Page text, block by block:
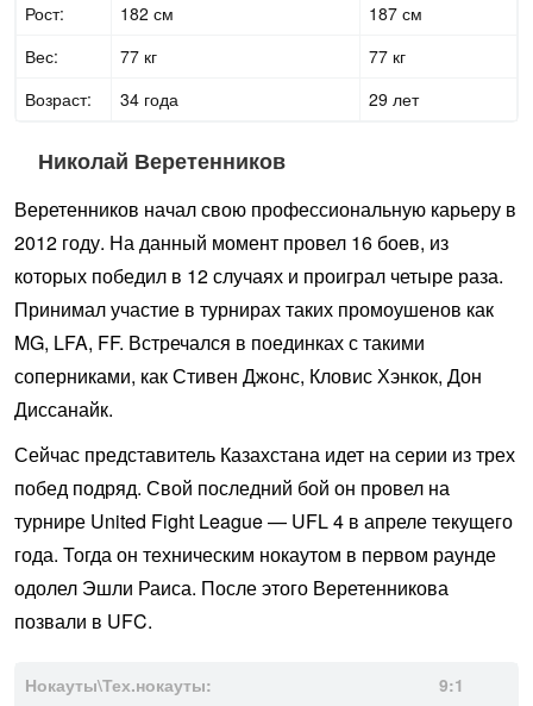
Рост:
182 см
187 см
Вес:
77 кг
77 кг
Возраст:
34 года 29 лет
Николай Веретенников
Веретенников начал свою профессиональную карьеру в
2012 году. На данный момент провел 16 боев, из
которых победил в 12 случаях и проиграл четыре раза.
Принимал участие в турнирах таких промоушенов как
MG, LFA, FF. Встречался в поединках с такими
соперниками, как Стивен Джонс, Кловис Хэнкок, Дон
Диссанайк.
Сейчас представитель Казахстана идет на серии из трех
побед подряд. Свой последний бой он провел на
турнире United Fight League — UFL 4 в апреле текущего
года. Тогда он техническим нокаутом в первом раунде
одолел Эшли Раиса. После этого Веретенникова
позвали в UFC.
Нокауты\Тех.нокауты:
9:1